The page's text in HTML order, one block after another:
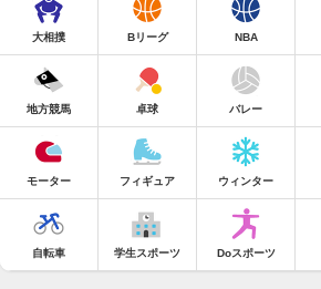
大相撲 Bリーグ NBA
地方競馬 卓球 バレー
モーター フィギュア ウィンター
自転車 学生スポーツ Doスポーツ